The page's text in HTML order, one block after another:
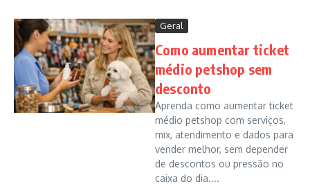
Geral
Como aumentar ticket
médio petshop sem
desconto
Aprenda como aumentar ticket
médio petshop com serviços,
mix, atendimento e dados para
vender melhor, sem depender
de descontos ou pressão no
caixa do dia....